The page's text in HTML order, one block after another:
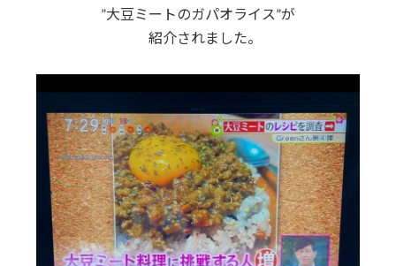
”大豆ミートのガパオライス”が
紹介されました。